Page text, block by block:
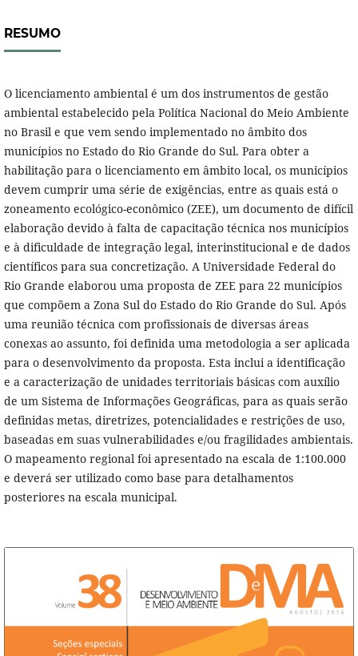
RESUMO
O licenciamento ambiental é um dos instrumentos de gestão
ambiental estabelecido pela Política Nacional do Meio Ambiente
no Brasil e que vem sendo implementado no âmbito dos
municípios no Estado do Rio Grande do Sul. Para obter a
habilitação para o licenciamento em âmbito local, os municípios
devem cumprir uma série de exigências, entre as quais está o
zoneamento ecológico-econômico (ZEE), um documento de difícil
elaboração devido à falta de capacitação técnica nos municípios
e à dificuldade de integração legal, interinstitucional e de dados
científicos para sua concretização. A Universidade Federal do
Rio Grande elaborou uma proposta de ZEE para 22 municípios
que compõem a Zona Sul do Estado do Rio Grande do Sul. Após
uma reunião técnica com profissionais de diversas áreas
conexas ao assunto, foi definida uma metodologia a ser aplicada
para o desenvolvimento da proposta. Esta inclui a identificação
e a caracterização de unidades territoriais básicas com auxílio
de um Sistema de Informações Geográficas, para as quais serão
definidas metas, diretrizes, potencialidades e restrições de uso,
baseadas em suas vulnerabilidades e/ou fragilidades ambientais.
O mapeamento regional foi apresentado na escala de 1:100.000
e deverá ser utilizado como base para detalhamentos
posteriores na escala municipal.